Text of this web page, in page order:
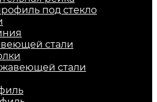
под стекло
стали
стали